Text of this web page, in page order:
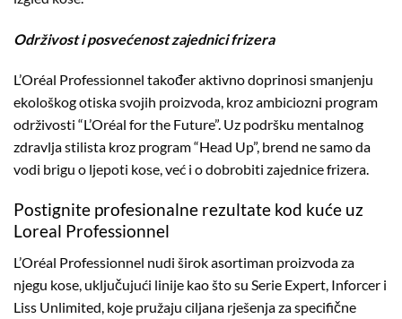
Održivost i posvećenost zajednici frizera
L’Oréal Professionnel također aktivno doprinosi smanjenju
ekološkog otiska svojih proizvoda, kroz ambiciozni program
održivosti “L’Oréal for the Future”. Uz podršku mentalnog
zdravlja stilista kroz program “Head Up”, brend ne samo da
vodi brigu o ljepoti kose, već i o dobrobiti zajednice frizera.
Postignite profesionalne rezultate kod kuće uz
Loreal Professionnel
L’Oréal Professionnel nudi širok asortiman proizvoda za
njegu kose, uključujući linije kao što su Serie Expert, Inforcer i
Liss Unlimited, koje pružaju ciljana rješenja za specifične